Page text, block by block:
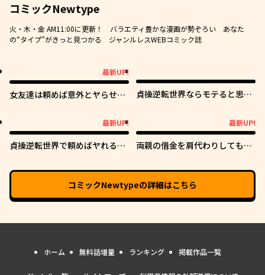
コミックNewtype
火・木・金 AM11:00に更新！ バラエティ豊かな漫画が勢ぞろい あなた
の“タイプ”がきっと見つかる ジャンルレスWEBコミック誌
最新UP!
女友達は頼めば意外とヤらせて
貞操逆転世界ならモテると思っ
最新UP!
貞操逆転世界で頼めばヤれると
最新UP!
両親の借金を肩代わりしてもら
と一緒に暮らすことでした。
コミックNewtypeの詳細はこちら
ホーム 無料話増量 ランキング 掲載作品一覧